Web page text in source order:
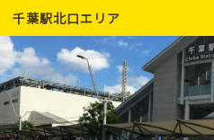
千葉駅北口エリア